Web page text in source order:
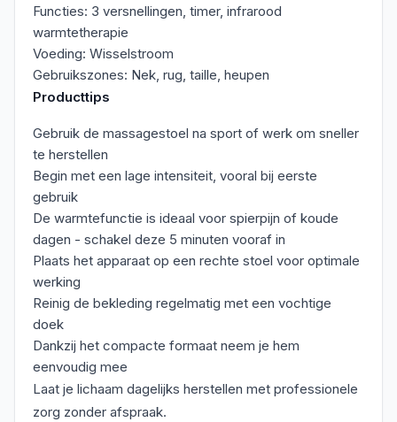
Functies: 3 versnellingen, timer, infrarood
warmtetherapie
Voeding: Wisselstroom
Gebruikszones: Nek, rug, taille, heupen
Producttips
Gebruik de massagestoel na sport of werk om sneller
te herstellen
Begin met een lage intensiteit, vooral bij eerste
gebruik
De warmtefunctie is ideaal voor spierpijn of koude
dagen - schakel deze 5 minuten vooraf in
Plaats het apparaat op een rechte stoel voor optimale
werking
Reinig de bekleding regelmatig met een vochtige
doek
Dankzij het compacte formaat neem je hem
eenvoudig mee
Laat je lichaam dagelijks herstellen met professionele
zorg zonder afspraak.